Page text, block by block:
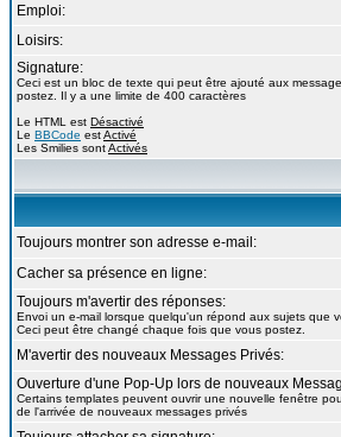
Emploi:
Loisirs:
Signature:
Ceci est un bloc de texte qui peut être ajouté aux
postez. Il y a une limite de 400 caractères
Le HTML est Désactivé
Le BBCode estActivé
Les Smilies sontActivés
Toujours montrer son adresse e-mail:
Cacher sa présence en ligne:
Toujours m'avertir des réponses:
Envoi un e-mail lorsque quelqu'un répond aux sujets que
Ceci peut être changé chaque fois que vous postez.
M'avertir des nouveaux Messages Privés:
Ouverture d'une Pop-Up lors de nouveaux
Certains templates peuvent ouvrir une nouvelle fenêtre
de l'arrivée de nouveaux messages privés